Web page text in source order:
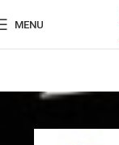
MENU